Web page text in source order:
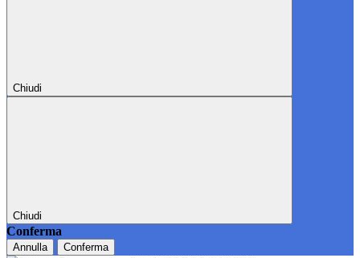
Chiudi
Chiudi
Conferma
Annulla Conferma